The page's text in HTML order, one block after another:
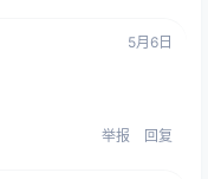
5月6日
举报 回复